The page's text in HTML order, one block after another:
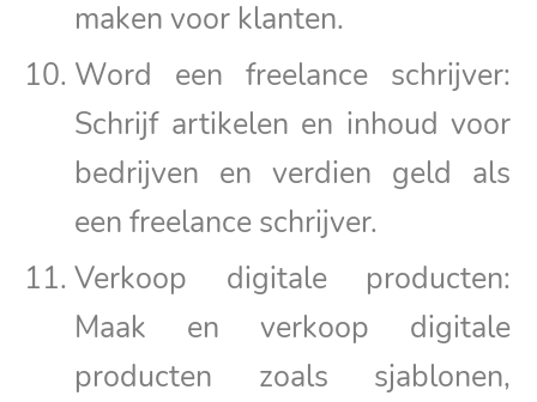
maken voor klanten.
Word een freelance schrijver:
Schrijf artikelen en inhoud voor
bedrijven en verdien geld als
een freelance schrijver.
Verkoop digitale producten:
Maak en verkoop digitale
producten zoals sjablonen,